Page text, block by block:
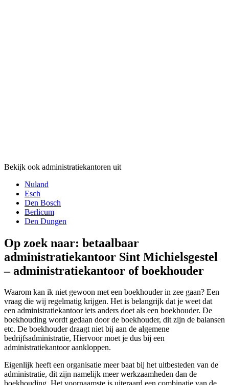
Bekijk ook administratiekantoren uit
Nuland
Esch
Den Bosch
Berlicum
Den Dungen
Op zoek naar: betaalbaar
administratiekantoor Sint Michielsgestel
– administratiekantoor of boekhouder
Waarom kan ik niet gewoon met een boekhouder in zee gaan? Een
vraag die wij regelmatig krijgen. Het is belangrijk dat je weet dat
een administratiekantoor iets anders doet als een boekhouder. De
boekhouding wordt gedaan door de boekhouder, dit zijn de balansen
etc. De boekhouder draagt niet bij aan de algemene
bedrijfsadministratie, Hiervoor moet je dus bij een
administratiekantoor aankloppen.
Eigenlijk heeft een organisatie meer baat bij het uitbesteden van de
administratie, dit zijn namelijk meer werkzaamheden dan de